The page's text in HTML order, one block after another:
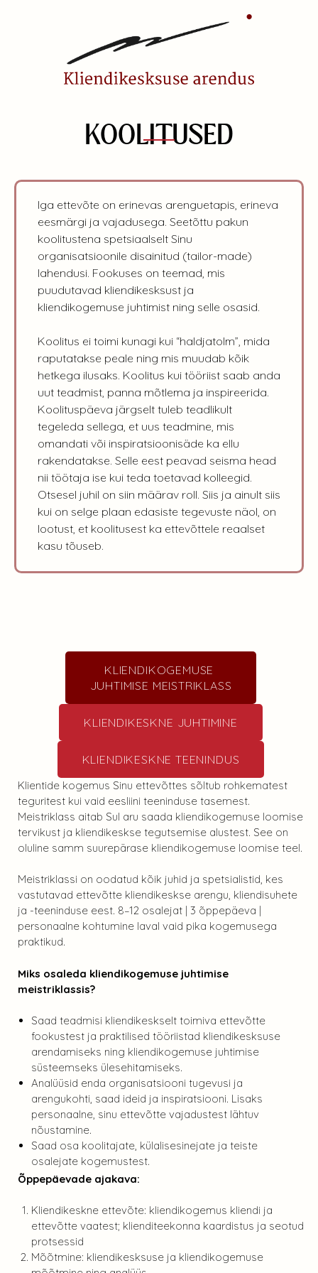
KOOLITUSED
Iga ettevõte on erinevas arenguetapis, erineva
eesmärgi ja vajadusega. Seetõttu pakun
koolitustena spetsiaalselt Sinu
organisatsioonile disainitud (tailor-made)
lahendusi. Fookuses on teemad, mis
puudutavad kliendikesksust ja
kliendikogemuse juhtimist ning selle osasid.
Koolitus ei toimi kunagi kui “haldjatolm”, mida
raputatakse peale ning mis muudab kõik
hetkega ilusaks. Koolitus kui tööriist saab anda
uut teadmist, panna mõtlema ja inspireerida.
Koolituspäeva järgselt tuleb teadlikult
tegeleda sellega, et uus teadmine, mis
omandati või inspiratsioonisäde ka ellu
rakendatakse. Selle eest peavad seisma head
nii töötaja ise kui teda toetavad kolleegid.
Otsesel juhil on siin määrav roll. Siis ja ainult siis
kui on selge plaan edasiste tegevuste näol, on
lootust, et koolitusest ka ettevõttele reaalset
kasu tõuseb.
KLIENDIKOGEMUSE
JUHTIMISE MEISTRIKLASS
KLIENDIKESKNE JUHTIMINE
KLIENDIKESKNE TEENINDUS
Klientide kogemus Sinu ettevõttes sõltub rohkematest
teguritest kui vaid eesliini teeninduse tasemest.
Meistriklass aitab Sul aru saada kliendikogemuse loomise
tervikust ja kliendikeskse tegutsemise alustest. See on
oluline samm suurepärase kliendikogemuse loomise teel.
Meistriklassi on oodatud kõik juhid ja spetsialistid, kes
vastutavad ettevõtte kliendikeskse arengu, kliendisuhete
ja -teeninduse eest. 8–12 osalejat | 3 õppepäeva |
personaalne kohtumine laval vaid pika kogemusega
praktikud.
Miks osaleda kliendikogemuse juhtimise
meistriklassis?
Saad teadmisi kliendikeskselt toimiva ettevõtte
fookustest ja praktilised tööriistad kliendikesksuse
arendamiseks ning kliendikogemuse juhtimise
süsteemseks ülesehitamiseks.
Analüüsid enda organisatsiooni tugevusi ja
arengukohti, saad ideid ja inspiratsiooni. Lisaks
personaalne, sinu ettevõtte vajadustest lähtuv
nõustamine.
Saad osa koolitajate, külalisesinejate ja teiste
osalejate kogemustest.
Õppepäevade ajakava:
Kliendikeskne ettevõte: kliendikogemus kliendi ja
ettevõtte vaatest; klienditeekonna kaardistus ja seotud
protsessid
Mõõtmine: kliendikesksuse ja kliendikogemuse